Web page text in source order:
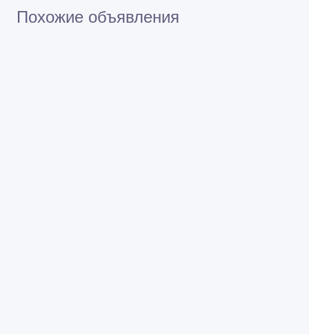
Похожие объявления